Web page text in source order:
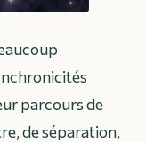
parcours de
de séparation,